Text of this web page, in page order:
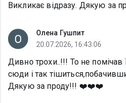
Викликає відразу. Дякую за
Олена Гушпит
20.07.2026, 16:43:06
Дивно трохи..!!! То не помічав
сюди і так
Дякую за проду!!! ❤️❤️❤️